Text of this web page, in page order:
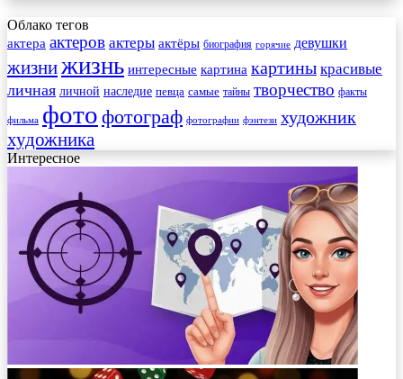
Облако тегов
актера актеров актеры актёры биография горячие девушки
жизнижизнь интересные картина картины красивые
личная личной наследие певца самые тайны творчество факты
фильма фото фотограф фотографии фэнтези художник
художника
Интересное